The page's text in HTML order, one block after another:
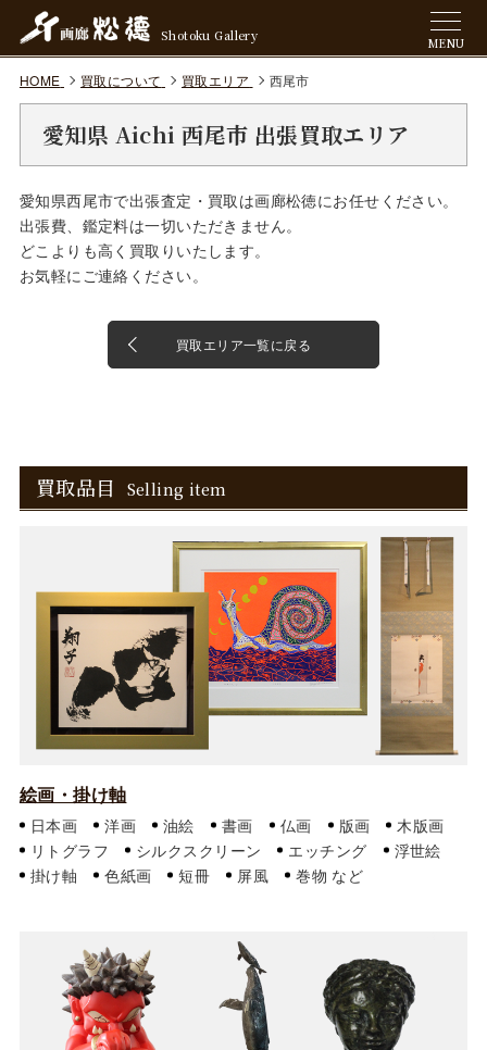
Shotoku Gallery MENU
HOME 買取について 買取エリア 西尾市
愛知県 Aichi 西尾市 出張買取エリア
愛知県西尾市で出張査定・買取は画廊松徳にお任せください。
出張費、鑑定料は一切いただきません。
どこよりも高く買取りいたします。
お気軽にご連絡ください。
買取エリア一覧に戻る
買取品目 Selling item
絵画・掛け軸
日本画 洋画 油絵 書画 仏画 版画
木版画
リトグラフ
シルクスクリーン エッチング
浮世絵
掛け軸
色紙画 短冊 屏風 巻物